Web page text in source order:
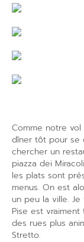
Comme notre
dîner tôt pour se
chercher un
piazza dei
les plats sont
menus. On est
un peu la ville.
Pise est
des rues plus
Stretto.